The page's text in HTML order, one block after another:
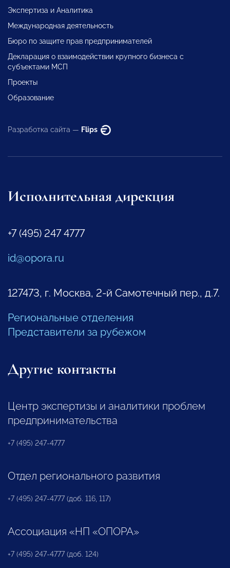
Экспертиза и Аналитика
Международная деятельность
Бюро по защите прав предпринимателей
Декларация о взаимодействии крупного бизнеса с
субъектами МСП
Проекты
Образование
Разработка сайта — Flips
Исполнительная дирекция
+7 (495) 247 4777
id@opora.ru
127473, г. Москва, 2-й Самотечный пер., д.7.
Региональные отделения
Представители за рубежом
Другие контакты
Центр экспертизы и аналитики проблем
предпринимательства
+7 (495) 247-4777
Отдел регионального развития
+7 (495) 247-4777 (доб. 116, 117)
Ассоциация «НП «ОПОРА»
+7 (495) 247-4777 (доб. 124)